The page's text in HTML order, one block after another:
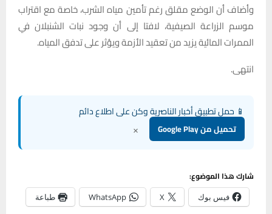
وأضاف أن الوضع مقلق رغم تأمين مياه الشرب، خاصة مع اقتراب
موسم الزراعة الصيفية، لافتا إلى أن وجود نبات الشنبلان في
الممرات المائية يزيد من تعقيد الأزمة ويؤثر على تدفق المياه.
انتهى.
📱 حمل تطبيق أخبار الناصرية وكن على اطلاع دائم
تحميل من Google Play ×
شارك هذا الموضوع:
فيس بوك X
WhatsApp طباعة